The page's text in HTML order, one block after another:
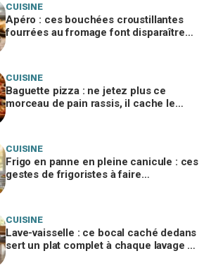
CUISINE
Apéro : ces bouchées croustillantes
fourrées au fromage font disparaître
CUISINE
Baguette pizza : ne jetez plus ce
morceau de pain rassis, il cache le
CUISINE
Frigo en panne en pleine canicule : ces
gestes de frigoristes à faire
CUISINE
Lave-vaisselle : ce bocal caché dedans
sert un plat complet à chaque lavage si